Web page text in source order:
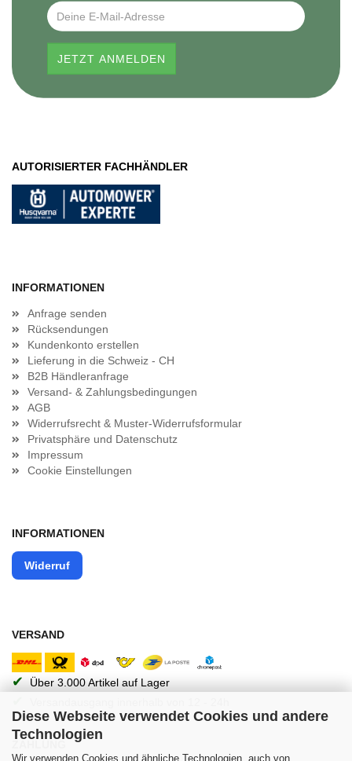
Diese Webseite verwendet Cookies und andere
Technologien
Wir verwenden Cookies und ähnliche Technologien, auch von
AUTORISIERTER FACHHÄNDLER
INFORMATIONEN
Anfrage senden
Rücksendungen
Kundenkonto erstellen
Lieferung in die Schweiz - CH
B2B Händleranfrage
Versand- & Zahlungsbedingungen
AGB
Widerrufsrecht & Muster-Widerrufsformular
Privatsphäre und Datenschutz
Impressum
Cookie Einstellungen
INFORMATIONEN
Widerruf
VERSAND
✔ Über 3.000 Artikel auf Lager